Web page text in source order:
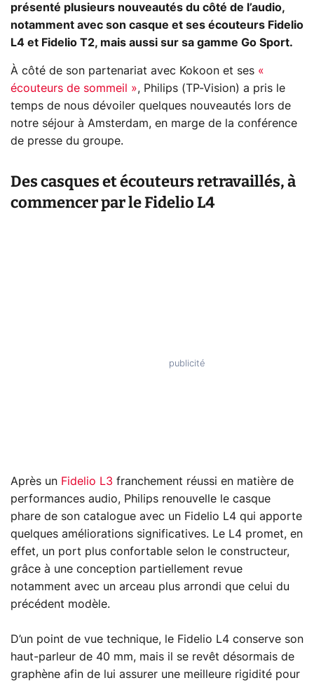
présenté plusieurs nouveautés du côté de l’audio,
notamment avec son casque et ses écouteurs Fidelio
L4 et Fidelio T2, mais aussi sur sa gamme Go Sport.
À côté de son partenariat avec Kokoon et ses «
écouteurs de sommeil », Philips (TP-Vision) a pris le
temps de nous dévoiler quelques nouveautés lors de
notre séjour à Amsterdam, en marge de la conférence
de presse du groupe.
Des casques et écouteurs retravaillés, à
commencer par le Fidelio L4
Après un Fidelio L3 franchement réussi en matière de
performances audio, Philips renouvelle le casque
phare de son catalogue avec un Fidelio L4 qui apporte
quelques améliorations significatives. Le L4 promet, en
effet, un port plus confortable selon le constructeur,
grâce à une conception partiellement revue
notamment avec un arceau plus arrondi que celui du
précédent modèle.
D’un point de vue technique, le Fidelio L4 conserve son
haut-parleur de 40 mm, mais il se revêt désormais de
graphène afin de lui assurer une meilleure rigidité pour